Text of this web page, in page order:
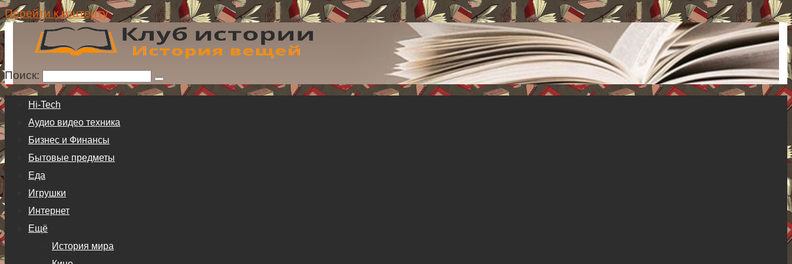
Перейти к контенту
Поиск:
Hi-Tech
Аудио видео техника
Бизнес и Финансы
Бытовые предметы
Еда
Игрушки
Интернет
Ещё
История мира